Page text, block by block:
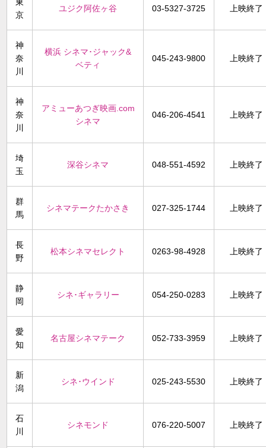
東
京
ユジク阿佐ヶ谷 03-5327-3725 上映終了
神
奈
川
横浜 シネマ･ジャック&
ベティ
045-243-9800 上映終了
神
奈
川
アミューあつぎ映画.com
シネマ
046-206-4541 上映終了
埼
玉
深谷シネマ 048-551-4592 上映終了
群
馬
シネマテークたかさき 027-325-1744 上映終了
長
野
松本シネマセレクト 0263-98-4928 上映終了
静
岡
シネ･ギャラリー 054-250-0283 上映終了
愛
知
名古屋シネマテーク 052-733-3959 上映終了
新
潟
シネ･ウインド 025-243-5530 上映終了
石
川
シネモンド 076-220-5007 上映終了